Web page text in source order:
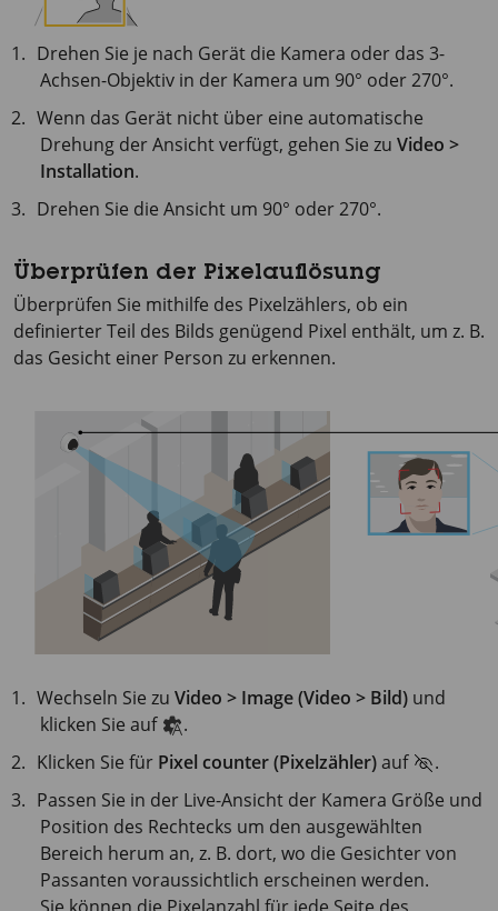
Drehen Sie je nach Gerät die Kamera oder das 3-
Achsen-Objektiv in der Kamera um 90° oder 270°.
Wenn das Gerät nicht über eine automatische
Drehung der Ansicht verfügt, gehen Sie zu Video >
Installation.
Drehen Sie die Ansicht um 90° oder 270°.
Überprüfen der Pixelauflösung
Überprüfen Sie mithilfe des Pixelzählers, ob ein
definierter Teil des Bilds genügend Pixel enthält, um z. B.
das Gesicht einer Person zu erkennen.
Wechseln Sie zuVideo > Image (Video > Bild) und
klicken Sie auf
.
Klicken Sie für Pixel counter (Pixelzähler)auf
.
Passen Sie in der Live-Ansicht der Kamera Größe und
Position des Rechtecks um den ausgewählten
Bereich herum an, z. B. dort, wo die Gesichter von
Passanten voraussichtlich erscheinen werden.
Sie können die Pixelanzahl für jede Seite des